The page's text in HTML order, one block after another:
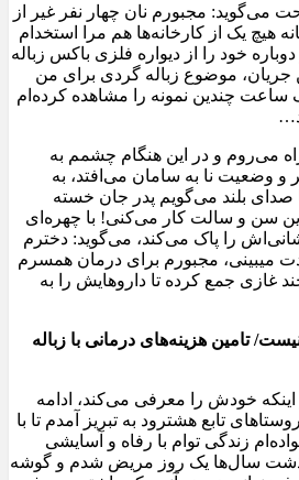
می‌گوید: مجبورم نان چهار نفر غیر از
هیچ یک از کارخانه‌ها هم مرا استخدام
خود را از دیواره فلزی باکس زباله
جریان، موضوع زباله گردی برای من
ساعت چندین نمونه را مشاهده کرده‌ام
می‌روم و در این هنگام چشمم به
و وضعیت نا به سامان می‌افتد، به
بلند می‌گویم پدر جان خسته
سن و سالت کار می‌کنی! با چهره‌ای
را پاک می‌کند، می‌گوید: دخترم
شرایط اقتصادی را که خودت می‎بینی، مجبورم برای درمان همسرم
غازی جمع کرده تا داروهایش را به
تامین هزینه‌های درمانی با زباله
پس از اینکه خودش را معرفی می‌کند، ادامه
تابع هشترود به تبریز آمدم تا با
زندگی توام با رفاه و آسایشی
گذشت سال‌ها یک روز مریض شدم و گوشه